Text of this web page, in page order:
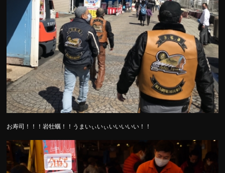
お寿司！！！岩牡蠣！！うまいぃいぃいいいいい！！